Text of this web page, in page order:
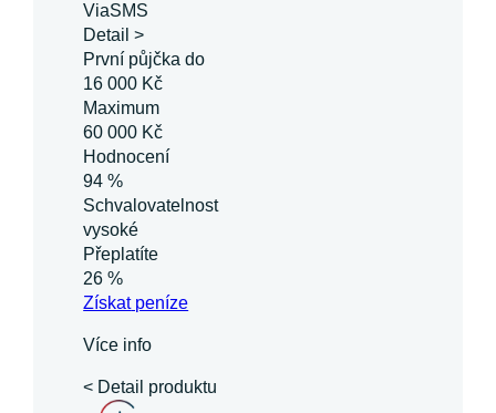
ViaSMS
Detail >
První půjčka do
16 000 Kč
Maximum
60 000 Kč
Hodnocení
94 %
Schvalovatelnost
vysoké
Přeplatíte
26 %
Získatpeníze
Více info
< Detail produktu